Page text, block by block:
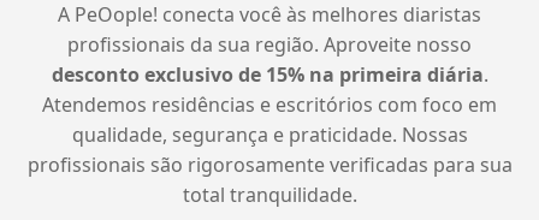
A PeOople! conecta você às melhores diaristas
profissionais da sua região. Aproveite nosso
desconto exclusivo de 15% na primeira diária.
Atendemos residências e escritórios com foco em
qualidade, segurança e praticidade. Nossas
profissionais são rigorosamente verificadas para sua
total tranquilidade.